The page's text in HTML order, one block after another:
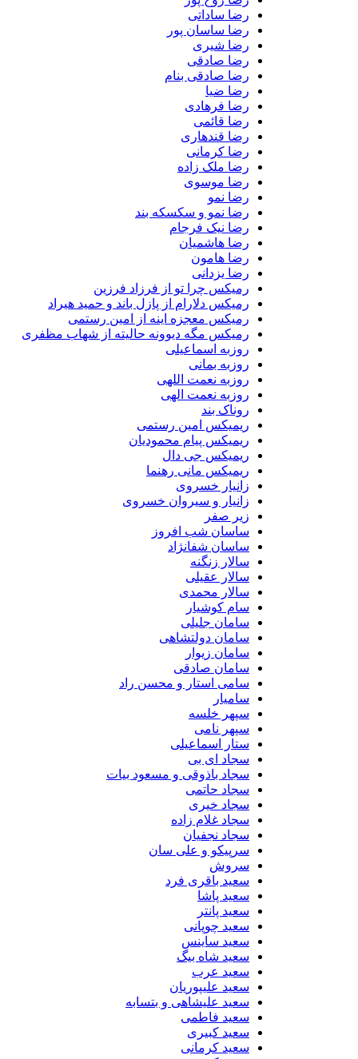
رضا ساداتی
رضا ساسان پور
رضا شیری
رضا صادقی
رضا صادقی بنام
رضا ضیا
رضا فرهادی
رضا قائمی
رضا قندهاری
رضا کرمانی
رضا ملک زاده
رضا موسوی
رضا نمو
رضا نمو و سکسکه بند
رضا نیک فرجام
رضا هاشمیان
رضا هامون
رضا یزدانی
رمیکس چرا تو از فرزاد فرزین
رمیکس دلارام از پازل باند و حمید هیراد
رمیکس معجزه اینه از امین رستمی
رمیکس مگه دیوونه حالیته از شهاب مظفری
روزبه اسماعیلی
روزبه بمانی
روزبه نعمت اللهی
روزبه نعمت الهی
روناک بند
ریمیکس امین رستمی
ریمیکس پیام محمودیان
ریمیکس جی دال
ریمیکس مانی رهنما
زانیار خسروی
زانیار و سیروان خسروی
زیر صفر
ساسان شب افروز
ساسان شفانژاد
سالار زنگنه
سالار عقیلی
سالار محمدی
سام کوشیار
سامان جلیلی
سامان دولتشاهی
سامان زیوار
سامان صادقی
سامی استار و محسن راد
سامیار
سپهر خلسه
سپهر نامی
ستار اسماعیلی
سجاد ای بی
سجاد باذوقی و مسعود بیات
سجاد حاتمی
سجاد خیری
سجاد غلام زاده
سجاد نجفیان
سرپیکو و علی سان
سروش
سعید باقری فرد
سعید پاشا
سعید پانتر
سعید چوپانی
سعید ساینس
سعید شاه بیگ
سعید عرب
سعید علیپوریان
سعید علیشاهی و بتسابه
سعید فاطمی
سعید کبیری
سعید کرمانی